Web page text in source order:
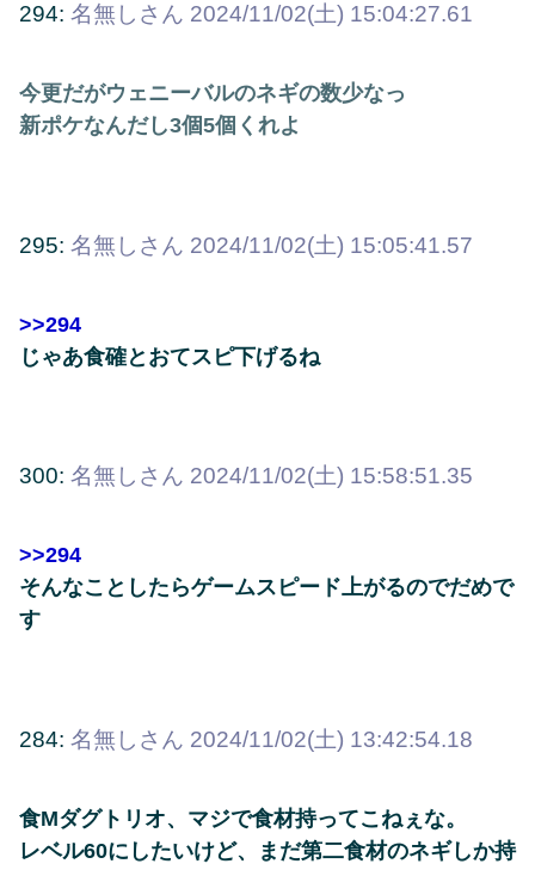
294: 名無しさん 2024/11/02(土) 15:04:27.61
今更だがウェニーバルのネギの数少なっ
新ポケなんだし3個5個くれよ
295: 名無しさん 2024/11/02(土) 15:05:41.57
>>294
じゃあ食確とおてスピ下げるね
300: 名無しさん 2024/11/02(土) 15:58:51.35
>>294
そんなことしたらゲームスピード上がるのでだめで
す
284: 名無しさん 2024/11/02(土) 13:42:54.18
食Mダグトリオ、マジで食材持ってこねぇな。
レベル60にしたいけど、まだ第二食材のネギしか持